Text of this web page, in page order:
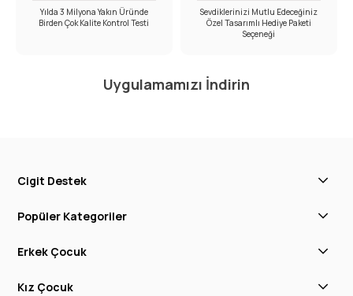
Yılda 3 Milyona Yakın Üründe
Birden Çok Kalite Kontrol Testi
Sevdiklerinizi Mutlu Edeceğiniz
Özel Tasarımlı Hediye Paketi
Seçeneği
Uygulamamızı İndirin
Cigit Destek
Popüler Kategoriler
Erkek Çocuk
Kız Çocuk